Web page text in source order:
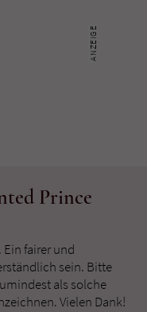
Prince
fairer und
sein. Bitte
als solche
Vielen Dank!